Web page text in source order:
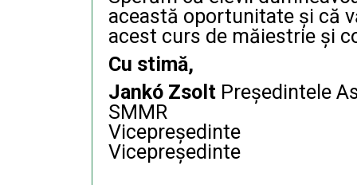
această oportunitate și că
acest curs de măiestrie și
Cu stimă,
Jankó Zsolt Președintele
SMMR
Potyó
Vicepreședinte